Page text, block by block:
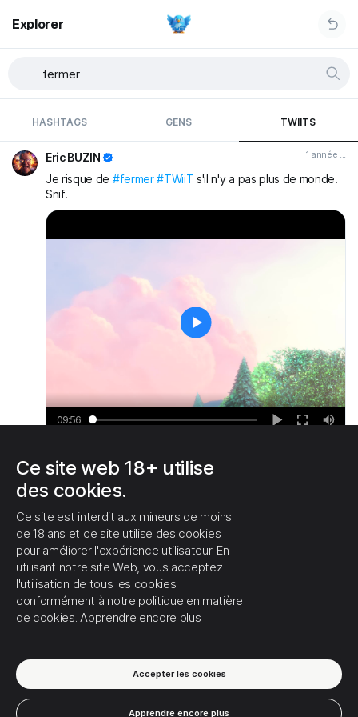
Explorer
HASHTAGS GENS TWIITS
Eric BUZIN 1 année ...
Je risque de #fermer #TWiiT s'il n'y a pas plus de monde.
Snif.
09:56
Play
1 1 0
Ce site web 18+ utilise
des cookies.
Ce site est interdit aux mineurs de moins
de 18 ans et ce site utilise des cookies
pour améliorer l'expérience utilisateur. En
utilisant notre site Web, vous acceptez
l'utilisation de tous les cookies
conformément à notre politique en matière
de cookies.Apprendre encore plus
Accepter les cookies
Apprendre encore plus